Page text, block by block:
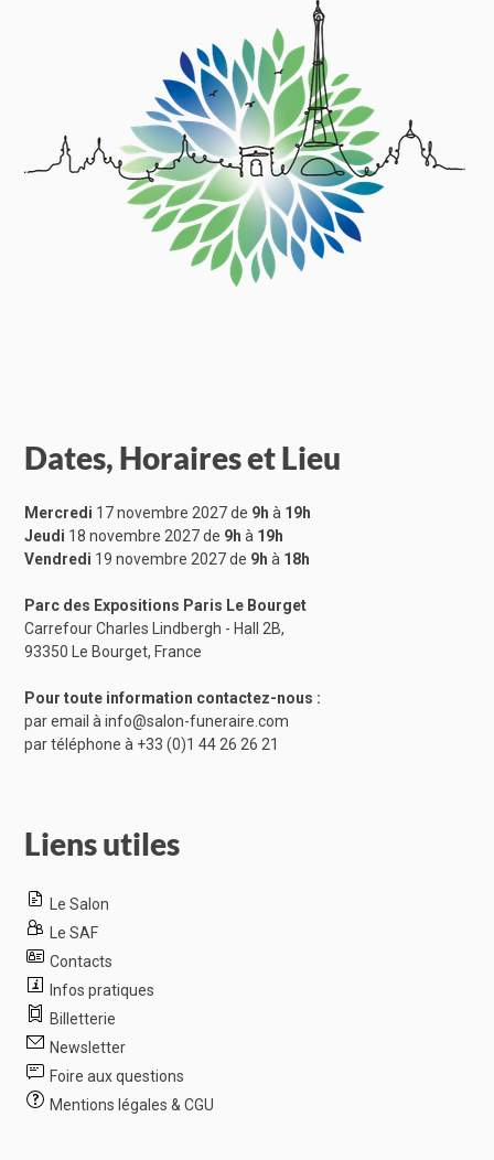
Dates, Horaires et Lieu
Mercredi 17 novembre 2027 de 9hà 19h
Jeudi 18 novembre 2027 de 9hà 19h
Vendredi 19 novembre 2027 de 9hà 18h
Parc des Expositions Paris Le Bourget
Carrefour Charles Lindbergh - Hall 2B,
93350 Le Bourget, France
Pour toute information contactez-nous :
par email àinfo@salon-funeraire.com
par téléphone à +33 (0)1 44 26 26 21
Liens utiles
Le Salon
Le SAF
Contacts
Infos pratiques
Billetterie
Newsletter
Foire aux questions
Mentions légales & CGU